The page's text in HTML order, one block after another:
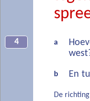
4 a
b En
De